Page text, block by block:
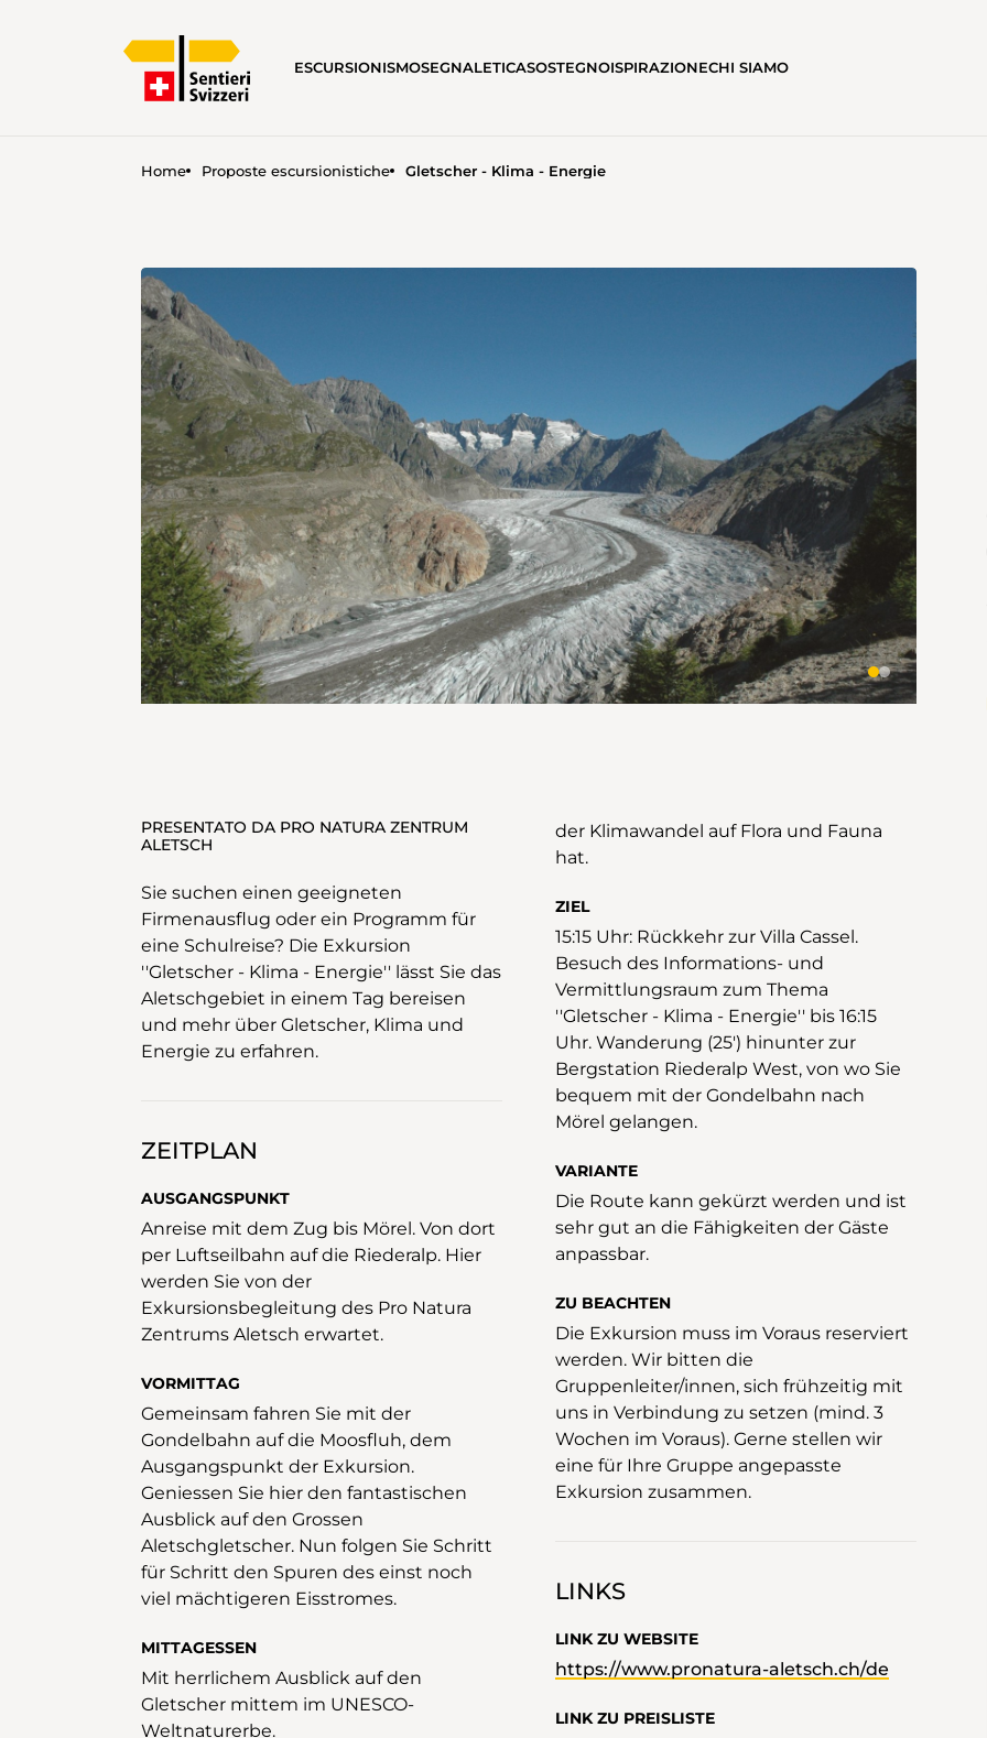
ESCURSIONISMOSEGNALETICASOSTEGNOISPIRAZIONECHI SIAMO
Home Proposte escursionistiche Gletscher - Klima - Energie
PRESENTATO DA PRO NATURA ZENTRUM
ALETSCH
Sie suchen einen geeigneten
Firmenausflug oder ein Programm für
eine Schulreise? Die Exkursion
''Gletscher - Klima - Energie'' lässt Sie das
Aletschgebiet in einem Tag bereisen
und mehr über Gletscher, Klima und
Energie zu erfahren.
ZEITPLAN
AUSGANGSPUNKT
Anreise mit dem Zug bis Mörel. Von dort
per Luftseilbahn auf die Riederalp. Hier
werden Sie von der
Exkursionsbegleitung des Pro Natura
Zentrums Aletsch erwartet.
VORMITTAG
Gemeinsam fahren Sie mit der
Gondelbahn auf die Moosfluh, dem
Ausgangspunkt der Exkursion.
Geniessen Sie hier den fantastischen
Ausblick auf den Grossen
Aletschgletscher. Nun folgen Sie Schritt
für Schritt den Spuren des einst noch
viel mächtigeren Eisstromes.
MITTAGESSEN
Mit herrlichem Ausblick auf den
Gletscher mittem im UNESCO-
Weltnaturerbe.
der Klimawandel auf Flora und Fauna
hat.
ZIEL
15:15 Uhr: Rückkehr zur Villa Cassel.
Besuch des Informations- und
Vermittlungsraum zum Thema
''Gletscher - Klima - Energie'' bis 16:15
Uhr. Wanderung (25') hinunter zur
Bergstation Riederalp West, von wo Sie
bequem mit der Gondelbahn nach
Mörel gelangen.
VARIANTE
Die Route kann gekürzt werden und ist
sehr gut an die Fähigkeiten der Gäste
anpassbar.
ZU BEACHTEN
Die Exkursion muss im Voraus reserviert
werden. Wir bitten die
Gruppenleiter/innen, sich frühzeitig mit
uns in Verbindung zu setzen (mind. 3
Wochen im Voraus). Gerne stellen wir
eine für Ihre Gruppe angepasste
Exkursion zusammen.
LINKS
LINK ZU WEBSITE
https://www.pronatura-aletsch.ch/de
LINK ZU PREISLISTE